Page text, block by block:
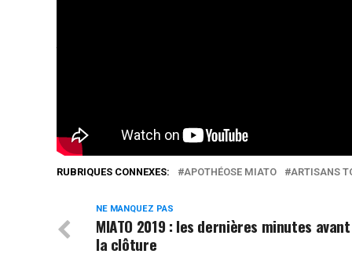
RUBRIQUES CONNEXES: APOTHÉOSE MIATO ARTISANS
NE MANQUEZ PAS
MIATO 2019 : les dernières minutes avant
la clôture